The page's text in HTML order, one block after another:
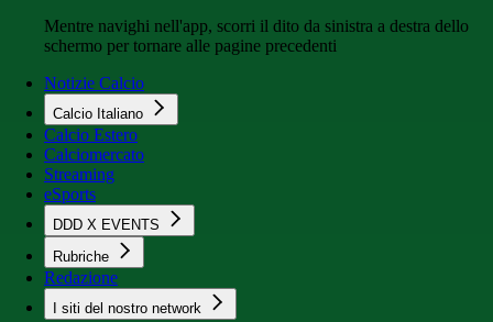
Mentre navighi nell'app, scorri il dito da sinistra a destra dello
schermo per tornare alle pagine precedenti
Notizie Calcio
Calcio Italiano
Calcio Estero
Calciomercato
Streaming
eSports
DDD X EVENTS
Rubriche
Redazione
I siti del nostro network